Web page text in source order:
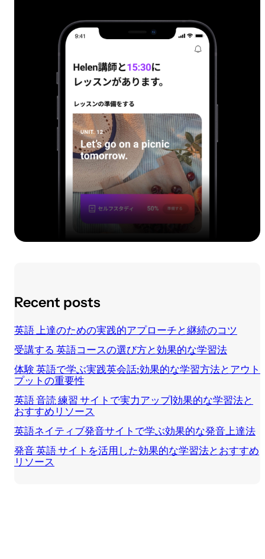
Recent posts
英語 上達のための実践的アプローチと継続のコツ
受講する 英語コースの選び方と効果的な学習法
体験 英語で学ぶ実践英会話:効果的な学習方法とアウト
プットの重要性
英語 音読 練習 サイトで実力アップ|効果的な学習法と
おすすめリソース
英語ネイティブ発音サイトで学ぶ効果的な発音上達法
発音 英語 サイトを活用した効果的な学習法とおすすめ
リソース